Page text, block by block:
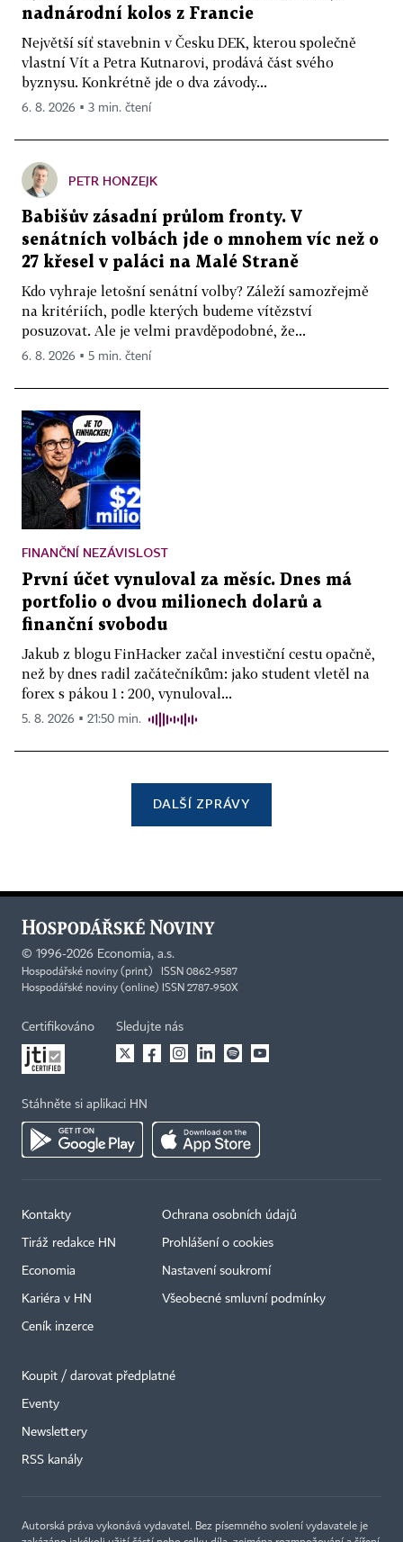
nadnárodní kolos z Francie
Největší síť stavebnin v Česku DEK, kterou společně
vlastní Vít a Petra Kutnarovi, prodává část svého
byznysu. Konkrétně jde o dva závody...
6. 8. 2026 ▪ 3 min. čtení
PETR HONZEJK
Babišův zásadní průlom fronty. V
senátních volbách jde o mnohem víc než o
27 křesel v paláci na Malé Straně
Kdo vyhraje letošní senátní volby? Záleží samozřejmě
na kritériích, podle kterých budeme vítězství
posuzovat. Ale je velmi pravděpodobné, že...
6. 8. 2026 ▪ 5 min. čtení
FINANČNÍ NEZÁVISLOST
První účet vynuloval za měsíc. Dnes má
portfolio o dvou milionech dolarů a
finanční svobodu
Jakub z blogu FinHacker začal investiční cestu opačně,
než by dnes radil začátečníkům: jako student vletěl na
forex s pákou 1 : 200, vynuloval...
5. 8. 2026 ▪ 21:50 min.
DALŠÍ ZPRÁVY
© 1996-2026 Economia, a.s.
Hospodářské noviny (print) ISSN 0862-9587
Hospodářské noviny (online) ISSN 2787-950X
Certifikováno Sledujte nás
Stáhněte si aplikaci HN
Kontakty
Tiráž redakce HN
Economia
Kariéra v HN
Ceník inzerce
Ochrana osobních údajů
Prohlášení o cookies
Nastavení soukromí
Všeobecné smluvní podmínky
Koupit / darovat předplatné
Eventy
Newslettery
RSS kanály
Autorská práva vykonává vydavatel. Bez písemného svolení vydavatele je